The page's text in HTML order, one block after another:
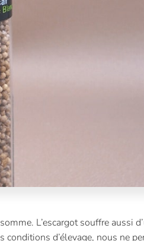
L’escargot souffre aussi
d’élevage, nous ne